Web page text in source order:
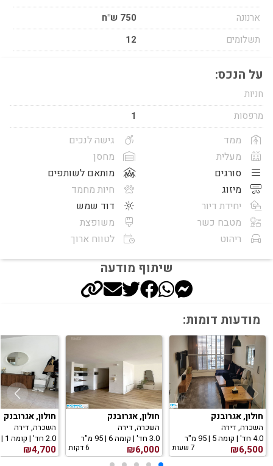
ארנונה
750 ש"ח
תשלומים
12
על הנכס:
חניות
מרפסות
1
ממד
מעלית
סורגים
מיזוג
יחידת דיור
מטבח כשר
ריהוט
גישה לנכים
מחסן
מותאם לשותפים
חיות מחמד
דוד שמש
משופצת
לטווח ארוך
שיתוף מודעה
מודעות דומות:
חולון, אגרובנק
השכרה, דירה
4.0 חד' | קומה 5 | 95 מ"ר
₪6,500 7 שעות
חולון, אגרובנק
השכרה, דירה
3.0 חד' | קומה 6 | 95 מ"ר
₪6,000 6 דקות
חולון, אגרובנק
השכרה, דירה
2.0 חד' | קומה 1 | 65 מ"ר
₪4,700